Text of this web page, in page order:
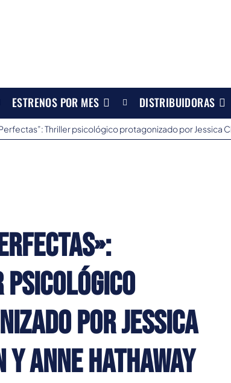
ESTRENOS POR MES DISTRIBUIDORAS
Thriller psicológico protagonizado por Jessica
por Jessica
y Anne Hathaway